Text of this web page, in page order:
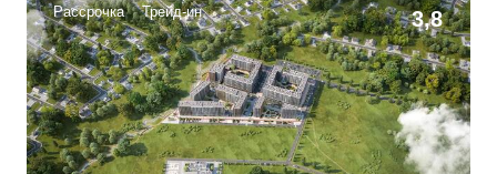
2-комн. кв. от13 372 380 ₽
53,05–62,7м² 10 предложений
3-комн. кв. от 17 498 090 ₽
76,45–81,28м² 11 предложений
Рассрочка Трейд-ин 3,8